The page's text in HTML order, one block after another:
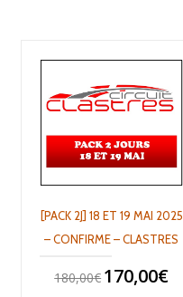
[PACK 2J] 18 ET 19 MAI 2025
– CONFIRME – CLASTRES
180,00€ 170,00€